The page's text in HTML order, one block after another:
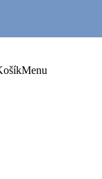
Menu